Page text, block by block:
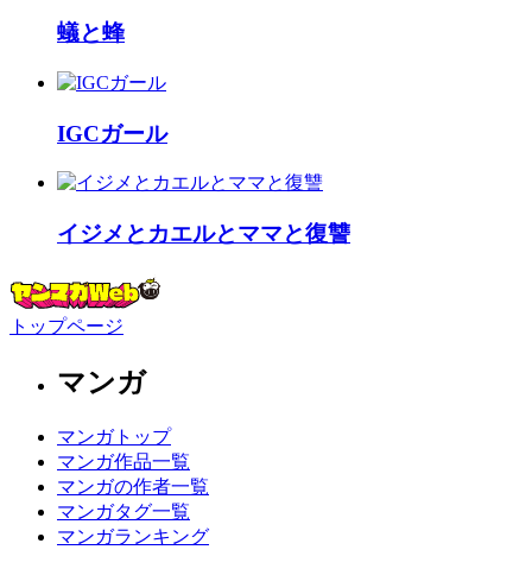
蟻と蜂
IGCガール
イジメとカエルとママと復讐
トップページ
マンガ
マンガトップ
マンガ作品一覧
マンガの作者一覧
マンガタグ一覧
マンガランキング